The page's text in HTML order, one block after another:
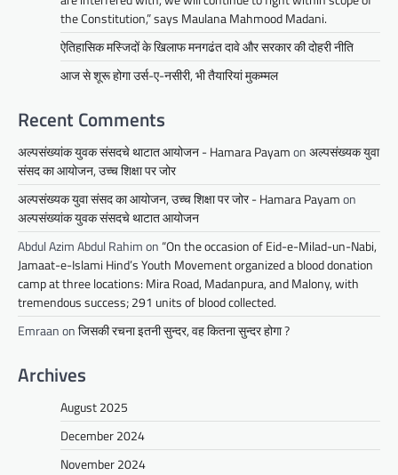
the Constitution,” says Maulana Mahmood Madani.
ऐतिहासिक मस्जिदों के खिलाफ मनगढंत दावे और सरकार की दोहरी नीति
आज से शूरू होगा उर्स-ए-नसीरी, भी तैयारियां मुकम्मल
Recent Comments
अल्पसंख्यांक युवक संसदचे थाटात आयोजन - Hamara Payamonअल्पसंख्यक युवा
संसद का आयोजन, उच्च शिक्षा पर जोर
अल्पसंख्यक युवा संसद का आयोजन, उच्च शिक्षा पर जोर - Hamara Payamon
अल्पसंख्यांक युवक संसदचे थाटात आयोजन
Abdul Azim Abdul Rahimon “On the occasion of Eid-e-Milad-un-Nabi,
Jamaat-e-Islami Hind’s Youth Movement organized a blood donation
camp at three locations: Mira Road, Madanpura, and Malony, with
tremendous success; 291 units of blood collected.
Emraanonजिसकी रचना इतनी सुन्दर, वह कितना सुन्दर होगा ?
Archives
August 2025
December 2024
November 2024